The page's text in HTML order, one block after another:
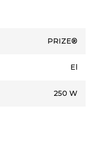
PRIZE®
El
250 W